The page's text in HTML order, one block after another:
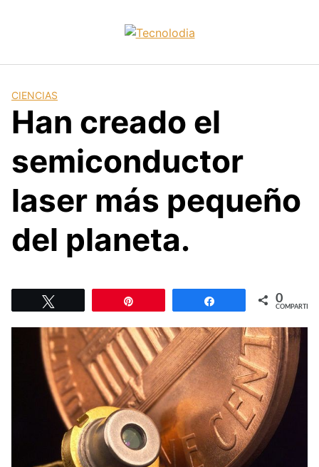
CIENCIAS
Han creado el
semiconductor
laser más pequeño
del planeta.
Compartir 0
COMPARTIR